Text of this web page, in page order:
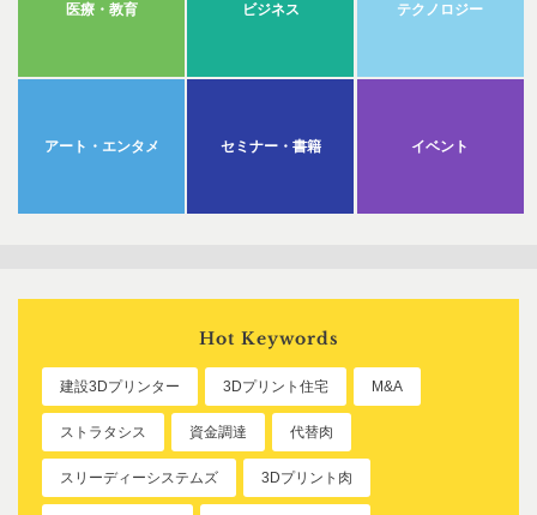
医療・教育 ビジネス テクノロジー
アート・エンタメ セミナー・書籍 イベント
Hot Keywords
建設3Dプリンター 3Dプリント住宅 M&A
ストラタシス 資金調達 代替肉
スリーディーシステムズ 3Dプリント肉